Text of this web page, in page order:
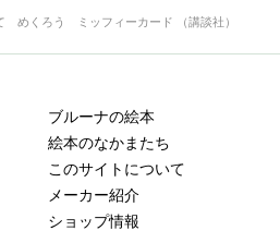
めくろう ミッフィーカード （講談社）
ブルーナの絵本
絵本のなかまたち
このサイトについて
メーカー紹介
ショップ情報